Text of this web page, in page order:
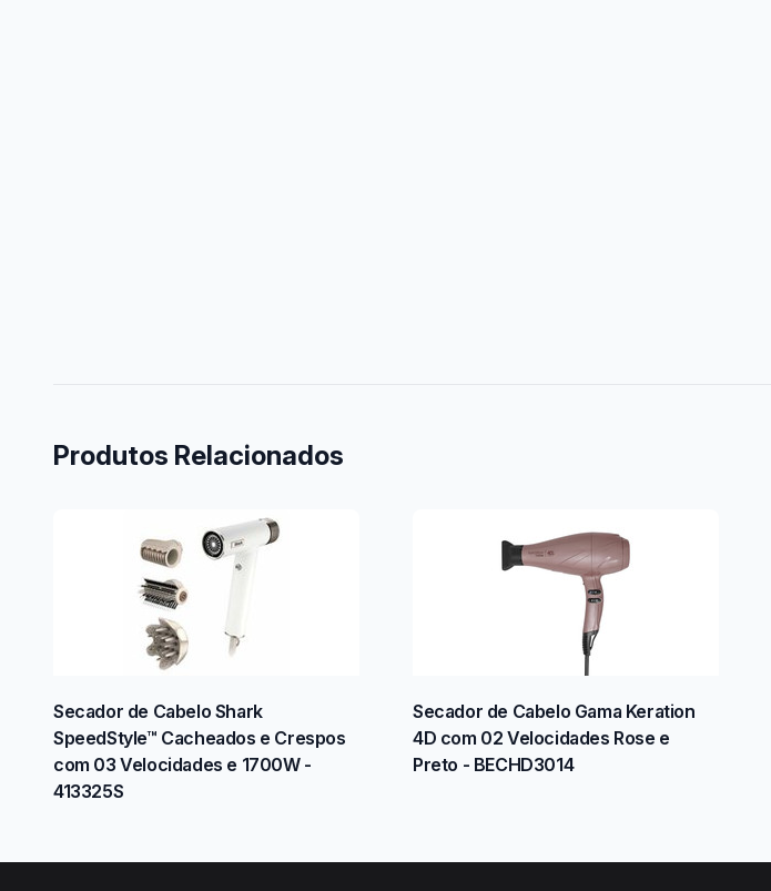
Produtos Relacionados
Secador de Cabelo Shark
SpeedStyle™ Cacheados e Crespos
com 03 Velocidades e 1700W -
413325S
Secador de Cabelo Gama Keration
4D com 02 Velocidades Rose e
Preto - BECHD3014